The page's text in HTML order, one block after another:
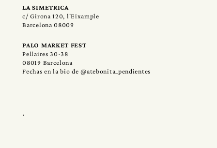
LA SIMETRICA
c/ Girona 120, l'Eixample
Barcelona 08009
PALO MARKET FEST
Pellaires 30-38
08019 Barcelona
Fechas en la bio de @atebonita_pendientes
.